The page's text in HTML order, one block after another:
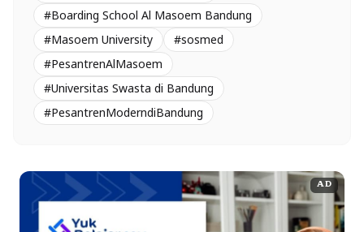
#Boarding School Al Masoem Bandung
#Masoem University
#sosmed
#PesantrenAlMasoem
#Universitas Swasta di Bandung
#PesantrenModerndiBandung
AD